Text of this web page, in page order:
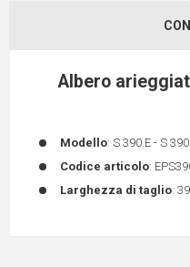
Albero
Modello: S 390 E - S
Codice articolo:
Larghezza di taglio: